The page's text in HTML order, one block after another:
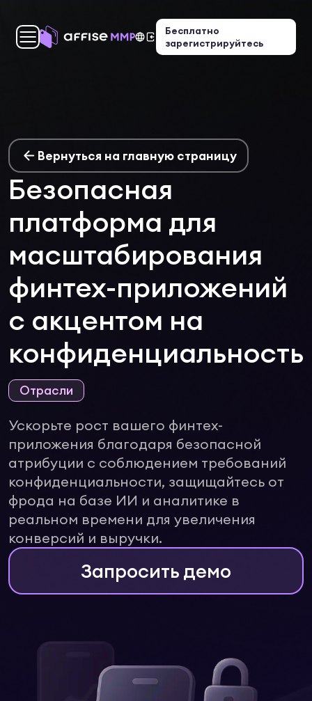
Бесплатно
зарегистрируйтесь
Вернуться на главную страницу
Безопасная
платформа для
масштабирования
финтех-приложений
с акцентом на
конфиденциальность
Отрасли
Ускорьте рост вашего финтех-
приложения благодаря безопасной
атрибуции с соблюдением требований
конфиденциальности, защищайтесь от
фрода на базе ИИ и аналитике в
реальном времени для увеличения
конверсий и выручки.
Запросить демо